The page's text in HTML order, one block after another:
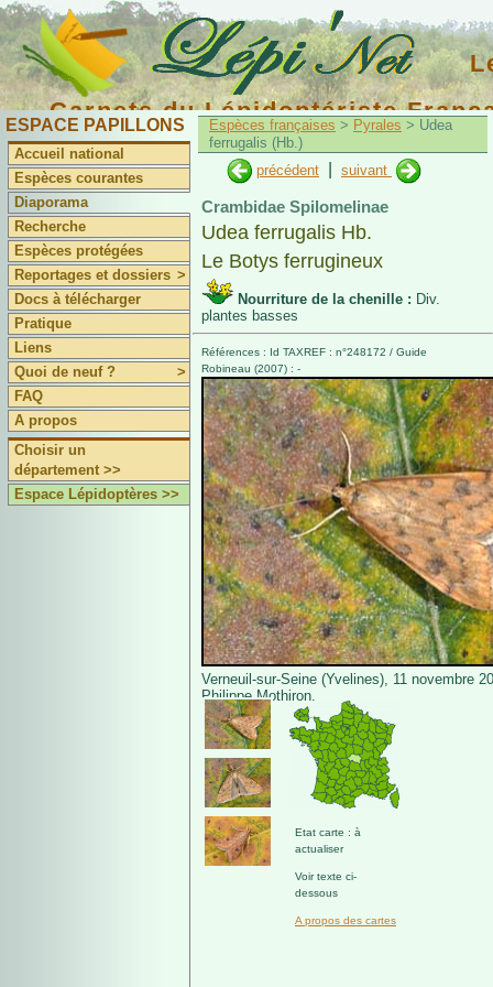
Carnets du Lépidoptériste
ESPACE PAPILLONS
Accueil national
Espèces courantes
Diaporama
Recherche
Espèces protégées
Reportages et dossiers >
Docs à télécharger
Pratique
Liens
Quoi de neuf ?
>
FAQ
A propos
Choisir un
département >>
Espace Lépidoptères >>
Espèces françaises > Pyrales > Udea
ferrugalis (Hb.)
précédent
suivant
Crambidae Spilomelinae
Udea ferrugalis Hb.
Le Botys ferrugineux
Nourriture de la chenille : Div.
plantes basses
Références : Id TAXREF : n°248172 / Guide
Robineau (2007) : -
Verneuil-sur-Seine (Yvelines), 11 novembre
Philippe Mothiron.
Etat carte : à
actualiser
Voir texte ci-
dessous
A propos des cartes